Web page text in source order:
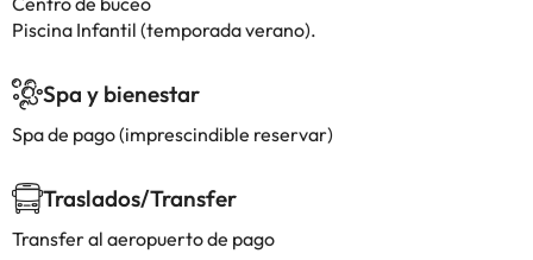
Piscina Infantil (temporada verano).
Spa y bienestar
Spa de pago (imprescindible reservar)
Traslados/Transfer
Transfer al aeropuerto de pago